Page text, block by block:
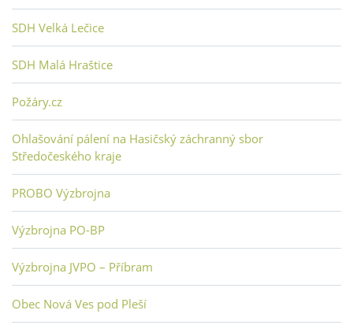
SDH Velká Lečice
SDH Malá Hraštice
Požáry.cz
Ohlašování pálení na Hasičský záchranný sbor
Středočeského kraje
PROBO Výzbrojna
Výzbrojna PO-BP
Výzbrojna JVPO – Příbram
Obec Nová Ves pod Pleší